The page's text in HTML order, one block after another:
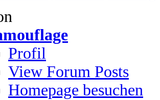
Profil
View Forum Posts
Homepage besuchen